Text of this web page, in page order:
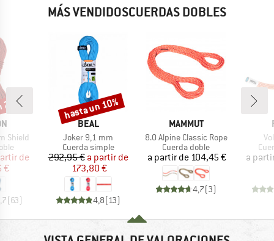
MÁS VENDIDOSCUERDAS DOBLES
Shield
reducido
de
€
(63)
MARCA
BEAL
Artículo
Joker 9,1 mm
Product group
Cuerda simple
Precio
292,95 € Precio reducido
a partir de
173,80 €
4,8(13)
Descuento
hasta un 10%
MARCA
MAMMUT
Artículo
8.0 Alpine Classic Rope
Product group
Cuerda doble
Precio
a partir de 104,45 €
4,7(3)
a